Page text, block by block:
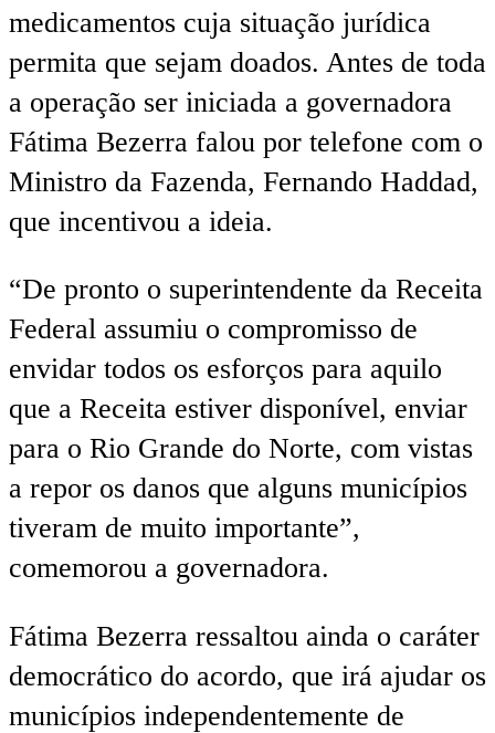
medicamentos cuja situação jurídica
permita que sejam doados. Antes de toda
a operação ser iniciada a governadora
Fátima Bezerra falou por telefone com o
Ministro da Fazenda, Fernando Haddad,
que incentivou a ideia.
“De pronto o superintendente da Receita
Federal assumiu o compromisso de
envidar todos os esforços para aquilo
que a Receita estiver disponível, enviar
para o Rio Grande do Norte, com vistas
a repor os danos que alguns municípios
tiveram de muito importante”,
comemorou a governadora.
Fátima Bezerra ressaltou ainda o caráter
democrático do acordo, que irá ajudar os
municípios independentemente de